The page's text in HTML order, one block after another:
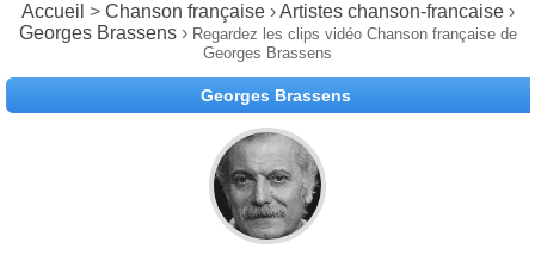
Accueil > Chanson française› Artistes chanson-francaise›
Georges Brassens› Regardez les clips vidéo Chanson française de
Georges Brassens
Georges Brassens